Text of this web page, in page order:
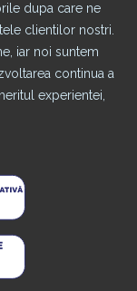
dupa care ne
clientilor nostri.
iar noi suntem
continua a
experientei,